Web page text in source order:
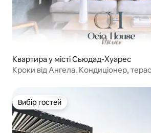
Квартира у місті Сьюдад-Хуарес
Кроки від Ангела. Кондиціонер,
Вибір гостей
Вибір гостей